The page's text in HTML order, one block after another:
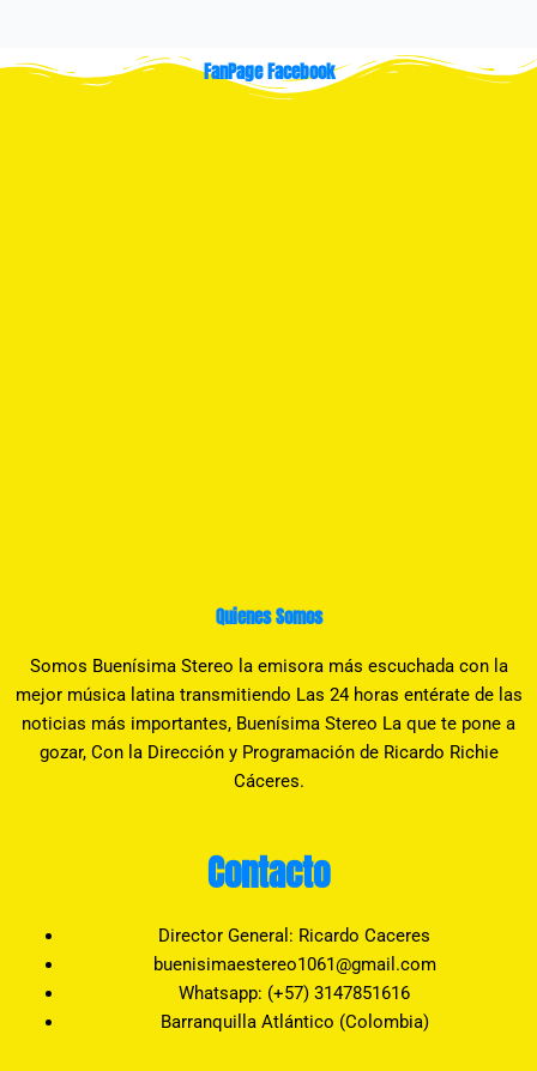
FanPage Facebook
Quienes Somos
Somos Buenísima Stereo la emisora más escuchada con la
mejor música latina transmitiendo Las 24 horas entérate de las
noticias más importantes, Buenísima Stereo La que te pone a
gozar, Con la Dirección y Programación de Ricardo Richie
Cáceres.
Contacto
Director General: Ricardo Caceres
buenisimaestereo1061@gmail.com
Whatsapp: (+57) 3147851616
Barranquilla Atlántico (Colombia)